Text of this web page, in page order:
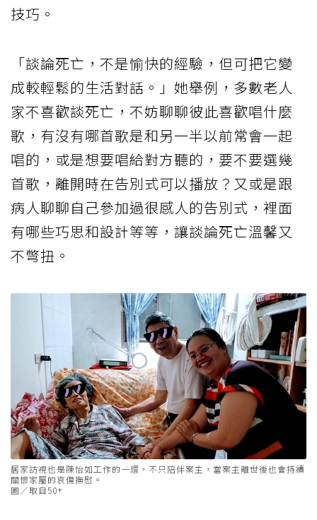
技巧。
「談論死亡，不是愉快的經驗，但可把它變
成較輕鬆的生活對話。」她舉例，多數老人
家不喜歡談死亡，不妨聊聊彼此喜歡唱什麼
歌，有沒有哪首歌是和另一半以前常會一起
唱的，或是想要唱給對方聽的，要不要選幾
首歌，離開時在告別式可以播放？又或是跟
病人聊聊自己參加過很感人的告別式，裡面
有哪些巧思和設計等等，讓談論死亡溫馨又
不彆扭。
居家訪視也是陳怡如工作的一環，不只陪伴案主，當案主離世後也會持續
關懷家屬的哀傷撫慰。
圖／取自50+